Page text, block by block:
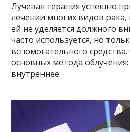
Лучевая терапия успешно
лечении многих видов рака,
ей не уделяется должного
часто используется, но
вспомогательного
основных метода
внутреннее.